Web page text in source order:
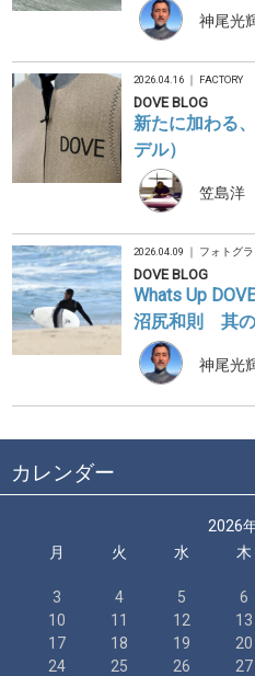
神尾光
2026.04.16 ｜ FACTORY
DOVE BLOG
新たに加わる
デル）
笠島洋
2026.04.09 ｜ フォトグ
DOVE BLOG
Whats Up
沼尻和則 其
神尾光
カレンダー
2026
月
火 水 木
3
4 5 6
10
11 12 13
17
18 19 20
24
25 26 27